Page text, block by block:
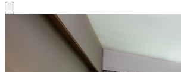
Close modal